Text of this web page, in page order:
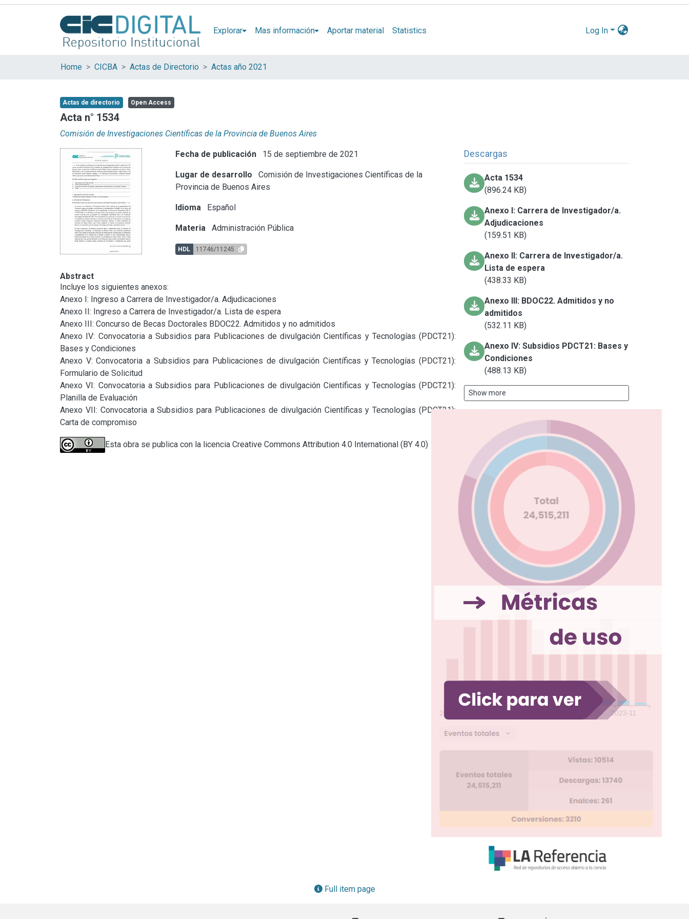
Explorar Mas información Aportar material Statistics Log In
Home CICBA Actas de Directorio Actas año 2021
Actas de directorio Open Access
Acta n° 1534
Comisión de Investigaciones Científicas de la Provincia de Buenos Aires
Fecha de publicación 15 de septiembre de 2021
Lugar de desarrollo
Comisión de Investigaciones Científicas de la
Provincia de Buenos Aires
Idioma Español
Materia Administración Pública
HDL 11746/11245
Descargas
Acta 1534
(896.24 KB)
Anexo I: Carrera de Investigador/a.
Adjudicaciones
(159.51 KB)
Anexo II: Carrera de Investigador/a.
Lista de espera
(438.33 KB)
Anexo III: BDOC22. Admitidos y no
admitidos
(532.11 KB)
Anexo IV: Subsidios PDCT21: Bases y
Condiciones
(488.13 KB)
Show more
Abstract
Incluye los siguientes anexos:
Anexo I: Ingreso a Carrera de Investigador/a. Adjudicaciones
Anexo II: Ingreso a Carrera de Investigador/a. Lista de espera
Anexo III: Concurso de Becas Doctorales BDOC22. Admitidos y no admitidos
Anexo IV: Convocatoria a Subsidios para Publicaciones de divulgación Científicas y Tecnologías (PDCT21):
Bases y Condiciones
Anexo V: Convocatoria a Subsidios para Publicaciones de divulgación Científicas y Tecnologías (PDCT21):
Formulario de Solicitud
Anexo VI: Convocatoria a Subsidios para Publicaciones de divulgación Científicas y Tecnologías (PDCT21):
Planilla de Evaluación
Anexo VII: Convocatoria a Subsidios para Publicaciones de divulgación Científicas y Tecnologías (PDCT21):
Carta de compromiso
Esta obra se publica con la licencia Creative Commons Attribution 4.0 International (BY 4.0)
Full item page